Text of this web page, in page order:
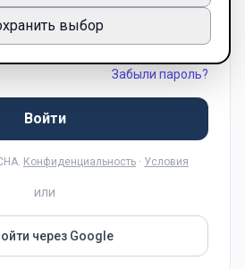
Забыли пароль?
Войти
Конфиденциальность · Условия
или
через Google
выбор